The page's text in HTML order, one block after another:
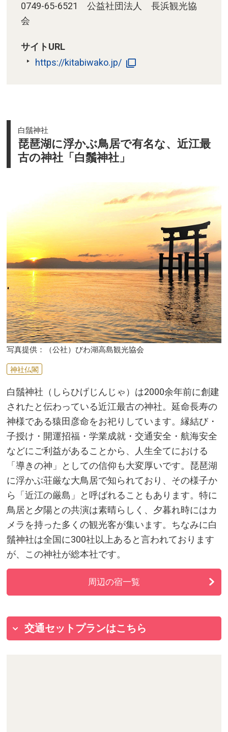
0749-65-6521 公益社団法人 長浜観光協
会
サイトURL
https://kitabiwako.jp/
白鬚神社
琵琶湖に浮かぶ鳥居で有名な、近江最
古の神社「白鬚神社」
写真提供：（公社）びわ湖高島観光協会
神社仏閣
白鬚神社（しらひげじんじゃ）は2000余年前に創建
されたと伝わっている近江最古の神社。延命長寿の
神様である猿田彦命をお祀りしています。縁結び・
子授け・開運招福・学業成就・交通安全・航海安全
などにご利益があることから、人生全てにおける
「導きの神」としての信仰も大変厚いです。琵琶湖
に浮かぶ荘厳な大鳥居で知られており、その様子か
ら「近江の厳島」と呼ばれることもあります。特に
鳥居と夕陽との共演は素晴らしく、夕暮れ時にはカ
メラを持った多くの観光客が集います。ちなみに白
鬚神社は全国に300社以上あると言われております
が、この神社が総本社です。
周辺の宿一覧
交通セットプランはこちら